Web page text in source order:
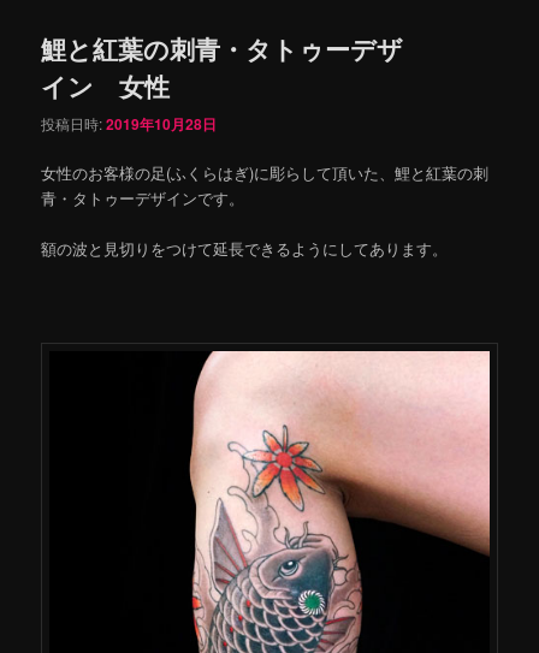
鯉と紅葉の刺青・タトゥーデザ
イン 女性
投稿日時:2019年10月28日
女性のお客様の足(ふくらはぎ)に彫らして頂いた、鯉と紅葉の刺
青・タトゥーデザインです。
額の波と見切りをつけて延長できるようにしてあります。